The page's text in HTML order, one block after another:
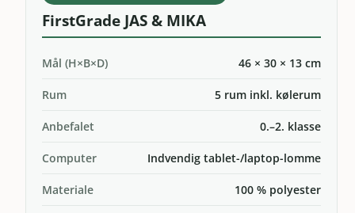
FirstGrade JAS & MIKA
Mål (H×B×D) 46 × 30 × 13 cm
Rum 5 rum inkl. kølerum
Anbefalet 0.–2. klasse
Computer Indvendig tablet-/laptop-lomme
Materiale 100 % polyester